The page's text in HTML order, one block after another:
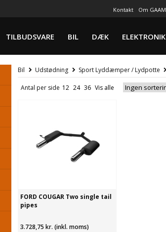
Kontakt Om GAAM
TILBUDSVARE BIL DÆK ELEKTRONIK
Bil Udstødning Sport Lyddæmper / Lydpotte
Antal per side
FORD COUGAR Two single tail
pipes
3.728,75 kr. (inkl. moms)